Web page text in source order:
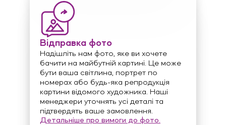
Відправка фото
Надішліть нам фото, яке ви хочете
бачити на майбутній картині. Це може
бути ваша світлина, портрет по
номерах або будь-яка репродукція
картини відомого художника. Наші
менеджери уточнять усі деталі та
підтвердять ваше замовлення.
Детальніше про вимоги до фото.